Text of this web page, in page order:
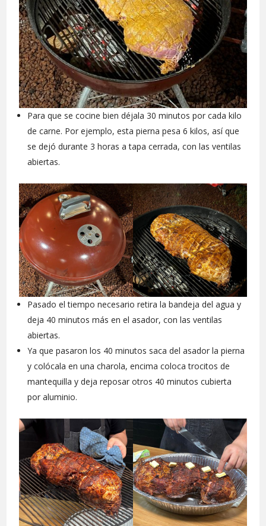
Para que se cocine bien déjala 30 minutos por cada kilo
de carne. Por ejemplo, esta pierna pesa 6 kilos, así que
se dejó durante 3 horas a tapa cerrada, con las ventilas
abiertas.
Pasado el tiempo necesario retira la bandeja del agua y
deja 40 minutos más en el asador, con las ventilas
abiertas.
Ya que pasaron los 40 minutos saca del asador la pierna
y colócala en una charola, encima coloca trocitos de
mantequilla y deja reposar otros 40 minutos cubierta
por aluminio.